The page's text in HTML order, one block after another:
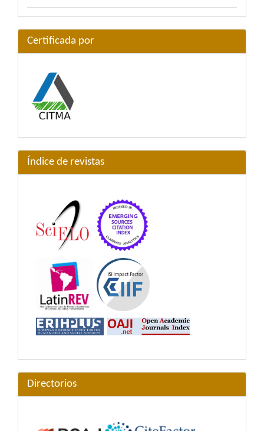
Certificada por
Índice de revistas
Directorios